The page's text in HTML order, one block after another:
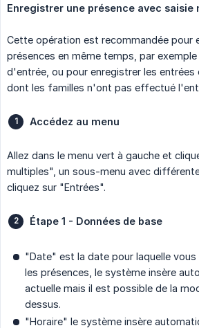
Enregistrer une présence avec saisie
Cette opération est recommandée pour
présences en même temps, par
d'entrée, ou pour enregistrer les entrées
dont les familles n'ont pas effectué
Accédez au menu
Allez dans le menu vert à gauche et
multiples", un sous-menu avec
cliquez sur "Entrées".
Étape 1 - Données de base
"Date" est la date pour laquelle
les présences, le système insère
actuelle mais il est possible de la
dessus.
"Horaire" le système insère